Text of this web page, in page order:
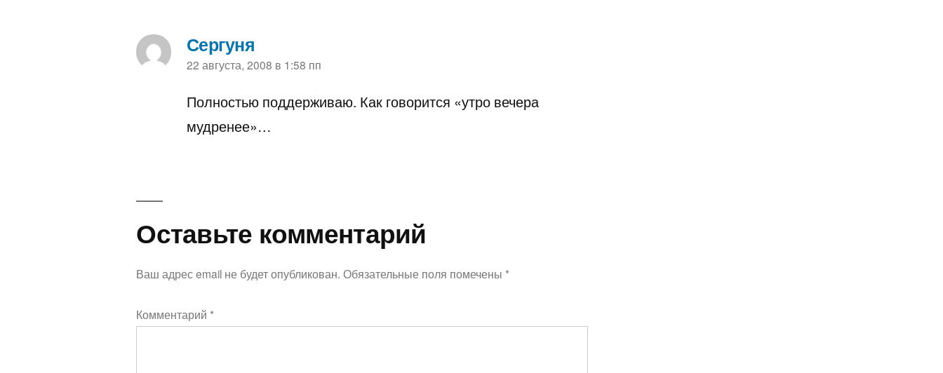
Сергуня
пишет:
22 августа, 2008 в 1:58 пп
Полностью поддерживаю. Как говорится «утро вечера
мудренее»…
Оставьте
комментарий
Ваш адрес email не будет опубликован. Обязательные поля помечены *
Комментарий *
Оставьте комментарий